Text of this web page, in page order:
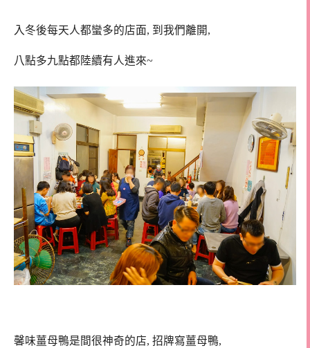
入冬後每天人都蠻多的店面, 到我們離開,
八點多九點都陸續有人進來~
馨味薑母鴨是間很神奇的店, 招牌寫薑母鴨,